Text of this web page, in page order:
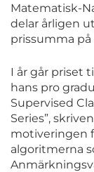
Matematisk-
delar årligen
prissumma
I år går priset
hans pro
Supervised
Series”,
motiveringen
algoritmerna